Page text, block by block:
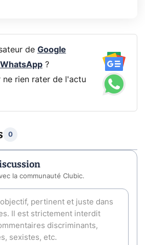
de Google
WhatsApp?
ne rien rater de l'actu
0
la communauté Clubic.